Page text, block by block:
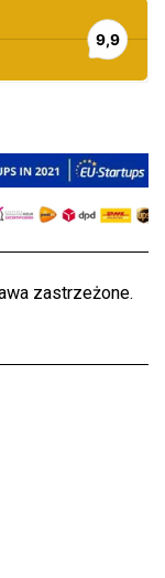
zastrzeżone.